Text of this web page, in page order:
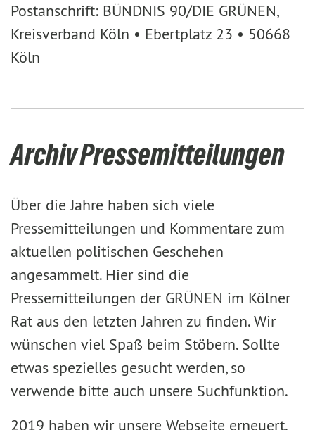
Postanschrift: BÜNDNIS 90/DIE GRÜNEN,
Kreisverband Köln • Ebertplatz 23 • 50668
Köln
Archiv Pressemitteilungen
Über die Jahre haben sich viele
Pressemitteilungen und Kommentare zum
aktuellen politischen Geschehen
angesammelt. Hier sind die
Pressemitteilungen der GRÜNEN im Kölner
Rat aus den letzten Jahren zu finden. Wir
wünschen viel Spaß beim Stöbern. Sollte
etwas spezielles gesucht werden, so
verwende bitte auch unsere Suchfunktion.
2019 haben wir unsere Webseite erneuert,